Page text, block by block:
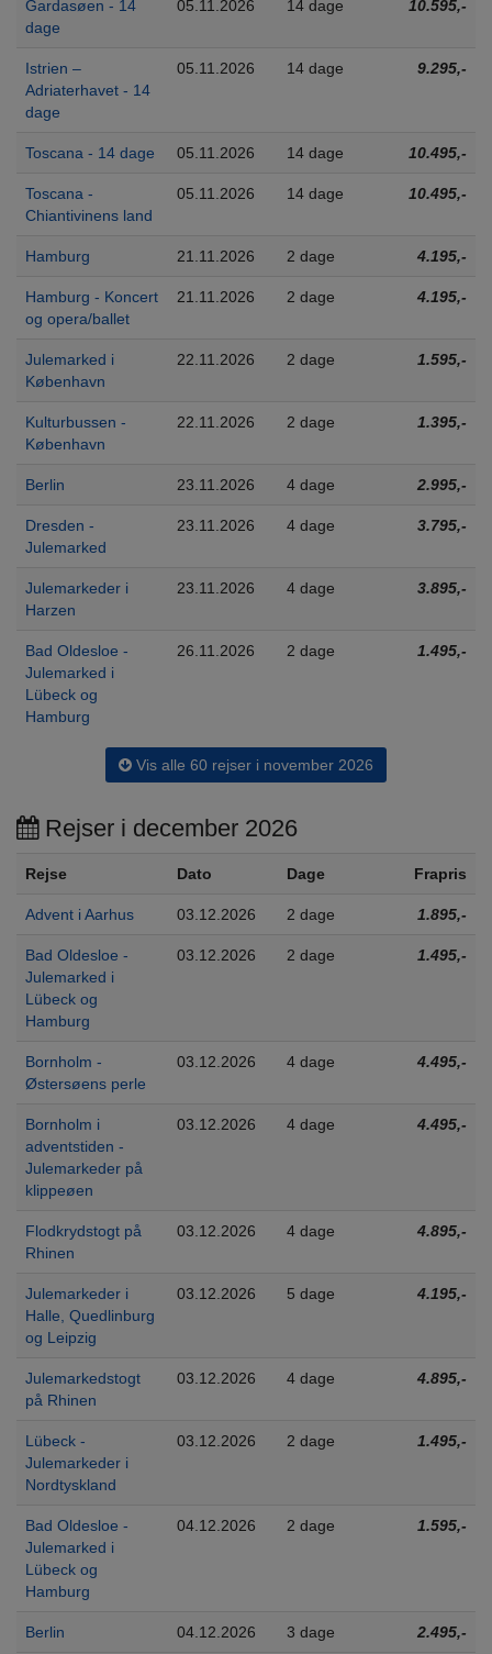
Gardasøen - 14
dage
05.11.2026 14 dage 10.595,-
Istrien –
Adriaterhavet - 14
dage
05.11.2026 14 dage 9.295,-
Toscana - 14 dage 05.11.2026 14 dage 10.495,-
Toscana -
Chiantivinens land
05.11.2026 14 dage 10.495,-
Hamburg 21.11.2026 2 dage 4.195,-
Hamburg - Koncert
og opera/ballet
21.11.2026 2 dage 4.195,-
Julemarked i
København
22.11.2026 2 dage 1.595,-
Kulturbussen -
København
22.11.2026 2 dage 1.395,-
Berlin 23.11.2026 4 dage 2.995,-
Dresden -
Julemarked
23.11.2026 4 dage 3.795,-
Julemarkeder i
Harzen
23.11.2026 4 dage 3.895,-
Bad Oldesloe -
Julemarked i
Lübeck og
Hamburg
26.11.2026 2 dage 1.495,-
Vis alle 60 rejser i november 2026
Rejser i december 2026
Rejse Dato Dage Frapris
Advent i Aarhus 03.12.2026 2 dage 1.895,-
Bad Oldesloe -
Julemarked i
Lübeck og
Hamburg
03.12.2026 2 dage 1.495,-
Bornholm -
Østersøens perle
03.12.2026 4 dage 4.495,-
Bornholm i
adventstiden -
Julemarkeder på
klippeøen
03.12.2026 4 dage 4.495,-
Flodkrydstogt på
Rhinen
03.12.2026 4 dage 4.895,-
Julemarkeder i
Halle, Quedlinburg
og Leipzig
03.12.2026 5 dage 4.195,-
Julemarkedstogt
på Rhinen
03.12.2026 4 dage 4.895,-
Lübeck -
Julemarkeder i
Nordtyskland
03.12.2026 2 dage 1.495,-
Bad Oldesloe -
Julemarked i
Lübeck og
Hamburg
04.12.2026 2 dage 1.595,-
Berlin 04.12.2026 3 dage 2.495,-